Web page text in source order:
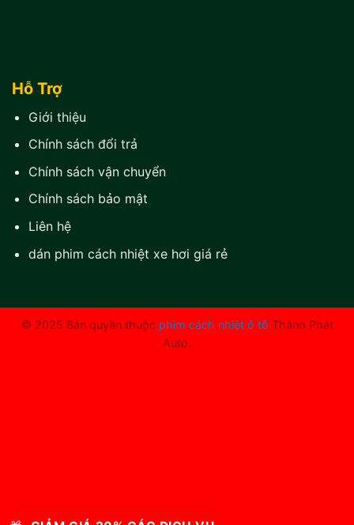
Hỗ Trợ
Giới thiệu
Chính sách đổi trả
Chính sách vận chuyển
Chính sách bảo mật
Liên hệ
dán phim cách nhiệt xe hơi giá rẻ
© 2025 Bản quyền thuộc phim cách nhiệt ô tô Thành Phát
Auto.